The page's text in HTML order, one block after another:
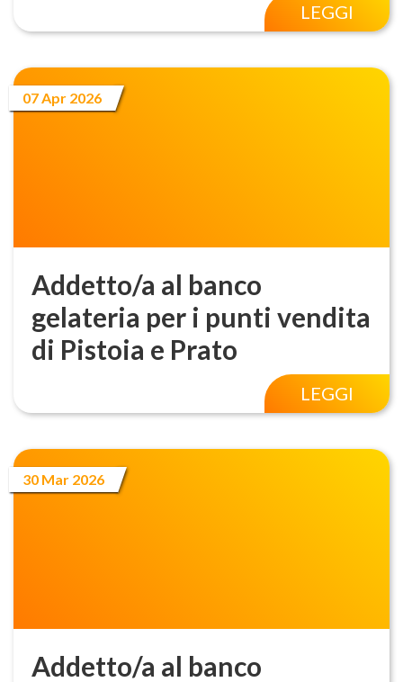
LEGGI
07 Apr 2026
Addetto/a al banco
gelateria per i punti vendita
di Pistoia e Prato
LEGGI
30 Mar 2026
Addetto/a al banco